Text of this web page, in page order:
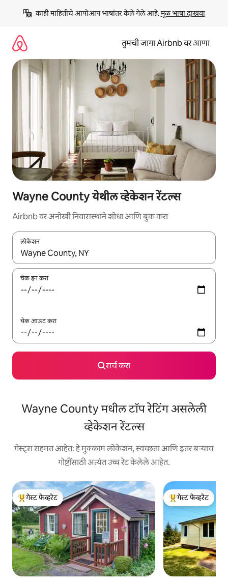
काही माहितीचे आपोआप भाषांतर केले गेले आहे. मूळ भाषा दाखवा
तुमची जागा Airbnb वर आणा
Wayne County येथील व्हेकेशन रेंटल्स
Airbnb वर अनोखी निवासस्थाने शोधा आणि बुक करा
लोकेशन
जेव्हा परिणाम उपलब्ध असतील, तेव्हा वरच्या आणि खाली बाणांच्या किजसह
चेक इन करा
चेक आऊट करा
सर्च करा
Wayne County मधील टॉप रेटिंग असलेली
व्हेकेशन रेंटल्स
गेस्ट्स सहमत आहेत: हे मुक्काम लोकेशन, स्वच्छता आणि इतर बऱ्याच
गोष्टींसाठी अत्यंत उच्च रेट केलेले आहेत.
टॉप गेस्ट फेव्हरेट
गेस्ट फेव्हरेट
टॉप गेस्ट फेव्हरेट
गेस्ट फेव्हरेट